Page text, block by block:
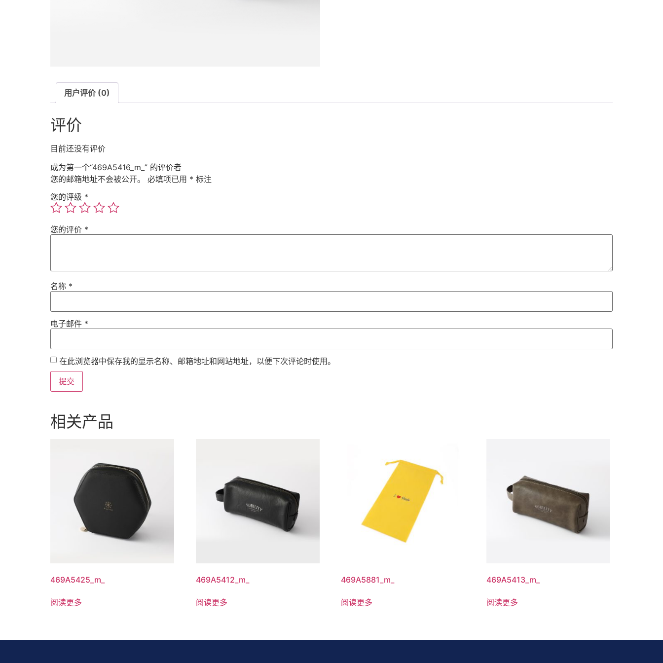
用户评价 (0)
评价
目前还没有评价
成为第一个“469A5416_m_” 的评价者
您的邮箱地址不会被公开。
必填项已用 * 标注
您的评级 *
您的评价 *
名称 *
电子邮件 *
在此浏览器中保存我的显示名称、邮箱地址和网站地址，以便下次评论时使用。
相关产品
469A5425_m_
阅读更多
469A5412_m_
阅读更多
469A5881_m_
阅读更多
469A5413_m_
阅读更多